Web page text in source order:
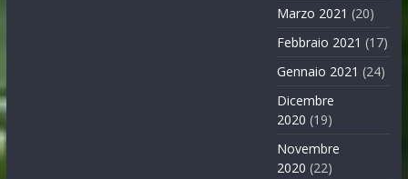
Marzo 2021 (20)
Febbraio 2021 (17)
Gennaio 2021 (24)
Dicembre
2020 (19)
Novembre
2020 (22)